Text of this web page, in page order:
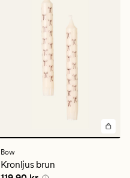
Bow
Kronljus brun